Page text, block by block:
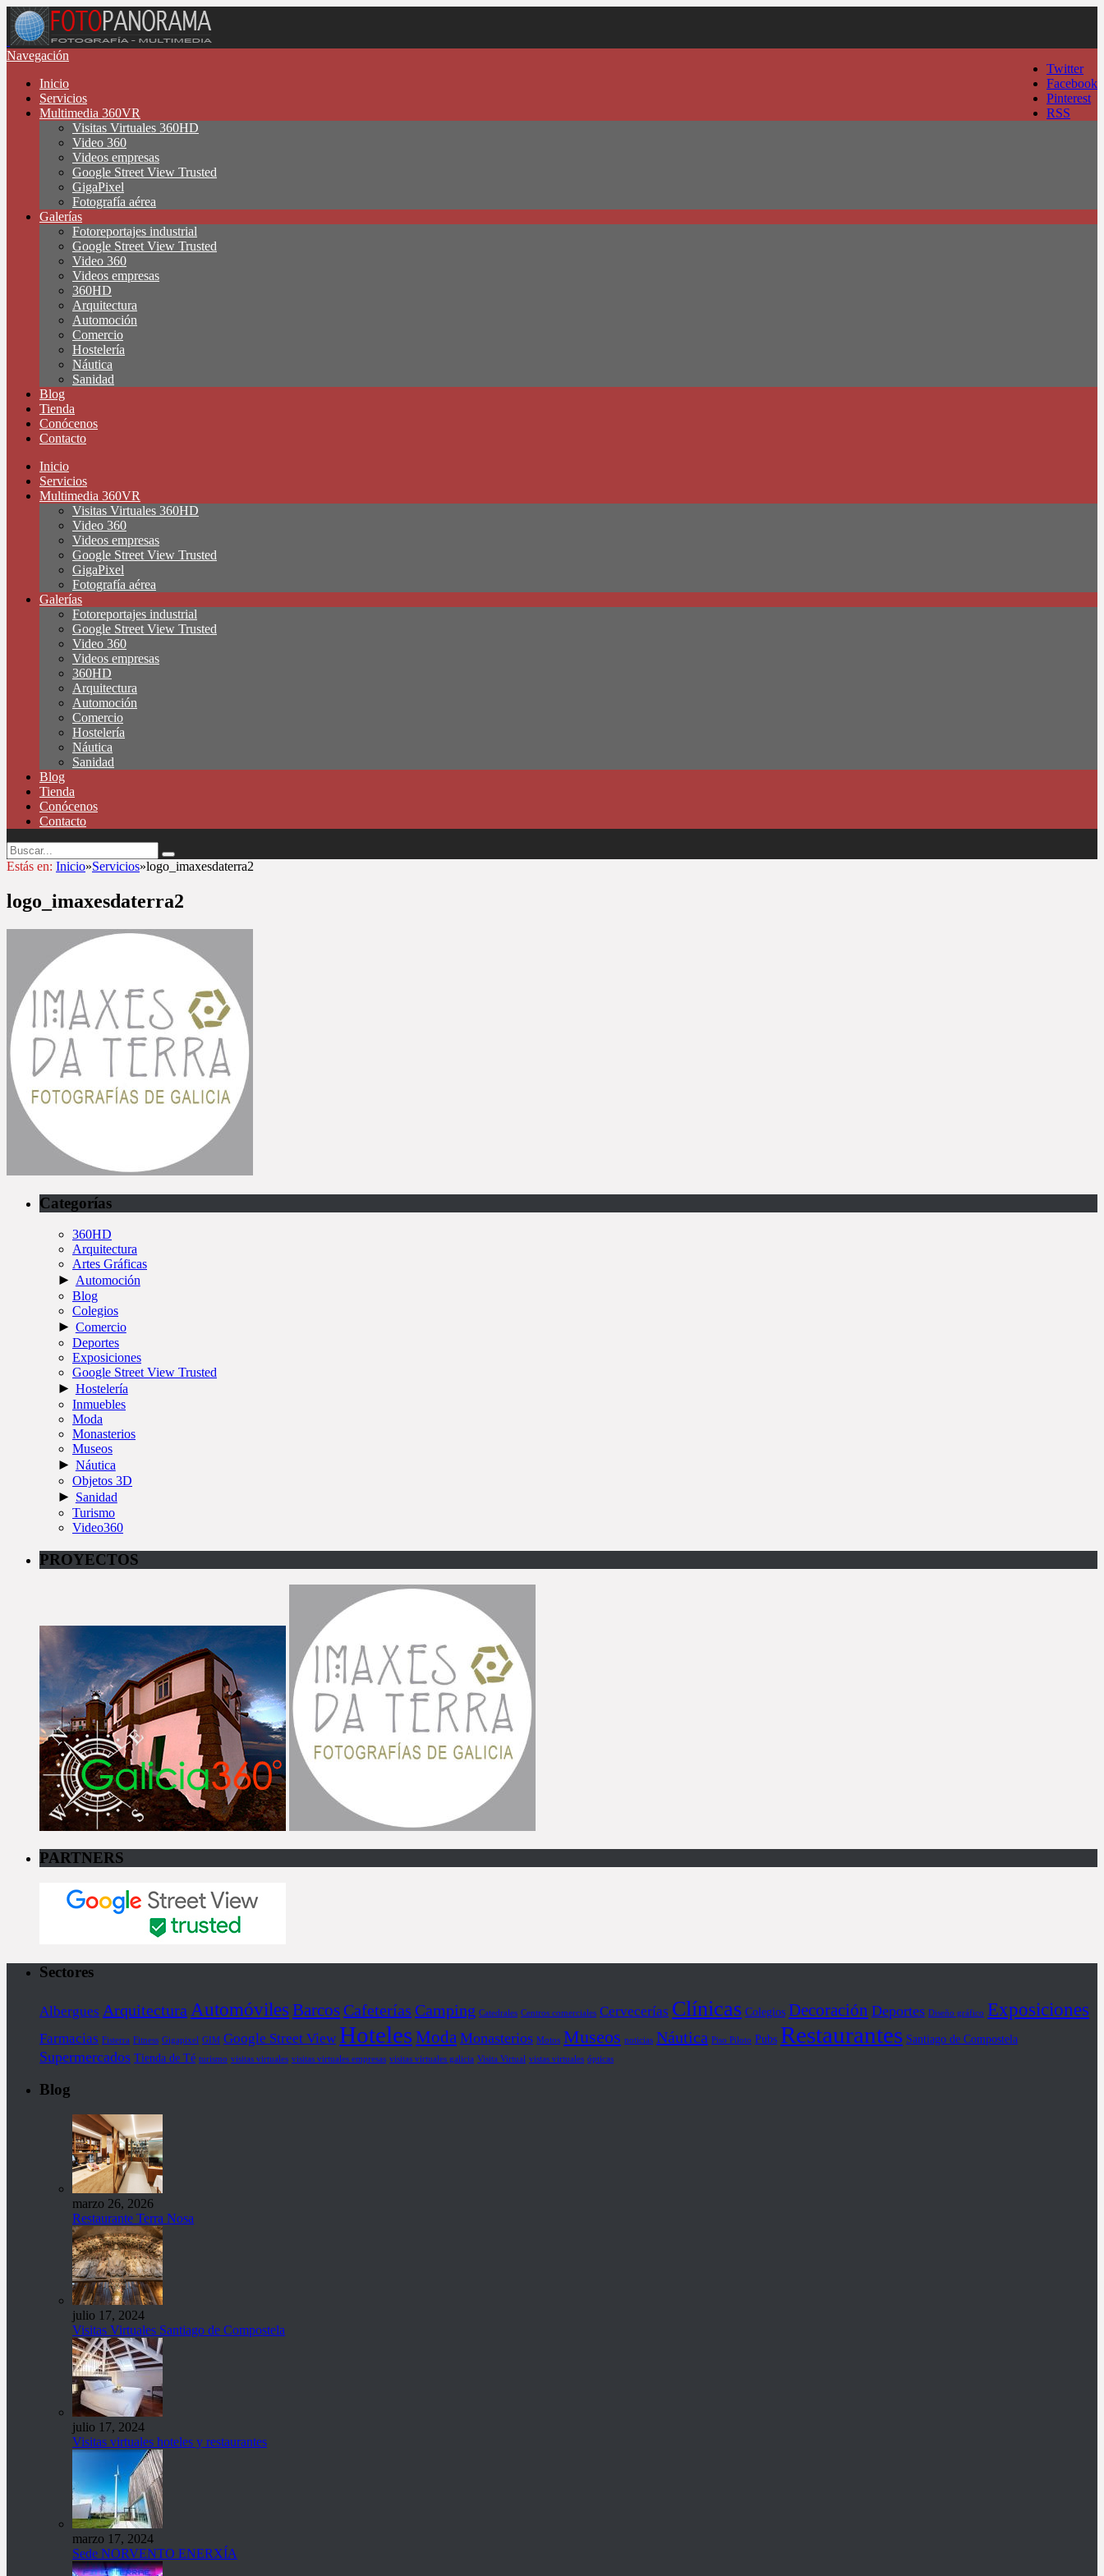
Twitter
Facebook
Pinterest
RSS
Navegación
Inicio
Servicios
Multimedia 360VR
Visitas Virtuales 360HD
Video 360
Videos empresas
Google Street View Trusted
GigaPixel
Fotografía aérea
Galerías
Fotoreportajes industrial
Google Street View Trusted
Video 360
Videos empresas
360HD
Arquitectura
Automoción
Comercio
Hostelería
Náutica
Sanidad
Blog
Tienda
Conócenos
Contacto
Inicio
Servicios
Multimedia 360VR
Visitas Virtuales 360HD
Video 360
Videos empresas
Google Street View Trusted
GigaPixel
Fotografía aérea
Galerías
Fotoreportajes industrial
Google Street View Trusted
Video 360
Videos empresas
360HD
Arquitectura
Automoción
Comercio
Hostelería
Náutica
Sanidad
Blog
Tienda
Conócenos
Contacto
Estás en: Inicio»Servicios»logo_imaxesdaterra2
logo_imaxesdaterra2
Categorías
360HD
Arquitectura
Artes Gráficas
► Automoción
Blog
Colegios
► Comercio
Deportes
Exposiciones
Google Street View Trusted
► Hostelería
Inmuebles
Moda
Monasterios
Museos
► Náutica
Objetos 3D
► Sanidad
Turismo
Video360
PROYECTOS
PARTNERS
Sectores
Albergues Arquitectura Automóviles BarcosCafeterías Camping Catedrales Centros comerciales Cervecerías Clínicas Colegios Decoración Deportes Diseño gráfico Exposiciones
Farmacias Fisterra Fitness Gigapixel GIM Google Street View HotelesModa Monasterios Motos Museos noticias Náutica Piso Piloto Pubs Restaurantes Santiago de Compostela
Supermercados Tienda de Té turismo visitas virtuales visitas virtuales empresas visitas virtuales galicia Visita Virtual vistas virtuales ópticas
Blog
marzo 26, 2026
Restaurante Terra Nosa
julio 17, 2024
Visitas Virtuales Santiago de Compostela
julio 17, 2024
Visitas virtuales hoteles y restaurantes
marzo 17, 2024
Sede NORVENTO ENERXÍA